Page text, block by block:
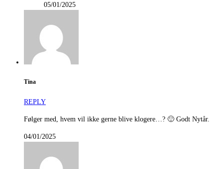
05/01/2025
Tina
REPLY
Følger med, hvem vil ikke gerne blive klogere…? 🙂 Godt Nytår.
04/01/2025